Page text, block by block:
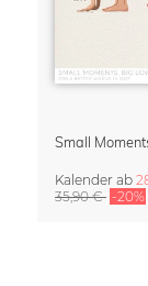
Kalender ab
35,90 € -20%